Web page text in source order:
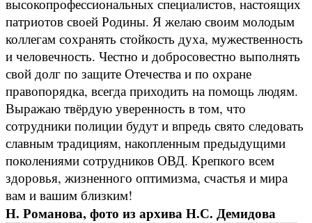
высокопрофессиональных специалистов, настоящих
патриотов своей Родины. Я желаю своим молодым
коллегам сохранять стойкость духа, мужественность
и человечность. Честно и добросовестно выполнять
свой долг по защите Отечества и по охране
правопорядка, всегда приходить на помощь людям.
Выражаю твёрдую уверенность в том, что
сотрудники полиции будут и впредь свято следовать
славным традициям, накопленным предыдущими
поколениями сотрудников ОВД. Крепкого всем
здоровья, жизненного оптимизма, счастья и мира
вам и вашим близким!
Н. Романова, фото из архива Н.С. Демидова